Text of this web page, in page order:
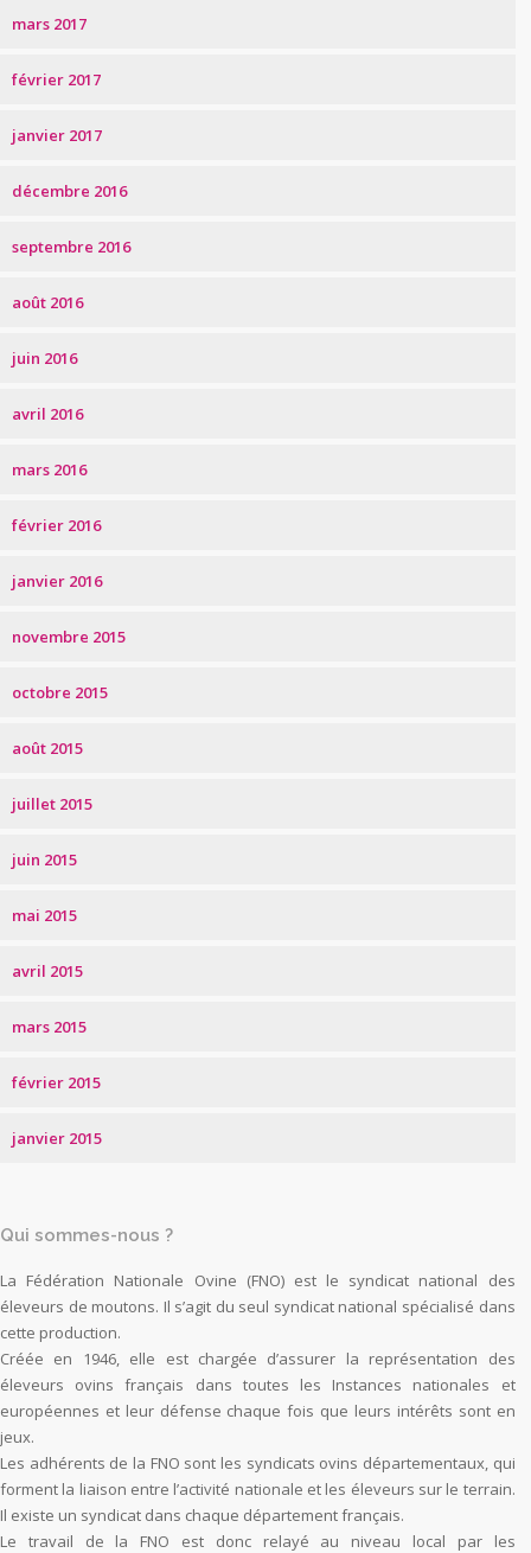
mars 2017
février 2017
janvier 2017
décembre 2016
septembre 2016
août 2016
juin 2016
avril 2016
mars 2016
février 2016
janvier 2016
novembre 2015
octobre 2015
août 2015
juillet 2015
juin 2015
mai 2015
avril 2015
mars 2015
février 2015
janvier 2015
Qui sommes-nous ?
La Fédération Nationale Ovine (FNO) est le syndicat national des
éleveurs de moutons. Il s’agit du seul syndicat national spécialisé dans
cette production.
Créée en 1946, elle est chargée d’assurer la représentation des
éleveurs ovins français dans toutes les Instances nationales et
européennes et leur défense chaque fois que leurs intérêts sont en
jeux.
Les adhérents de la FNO sont les syndicats ovins départementaux, qui
forment la liaison entre l’activité nationale et les éleveurs sur le terrain.
Il existe un syndicat dans chaque département français.
Le travail de la FNO est donc relayé au niveau local par les